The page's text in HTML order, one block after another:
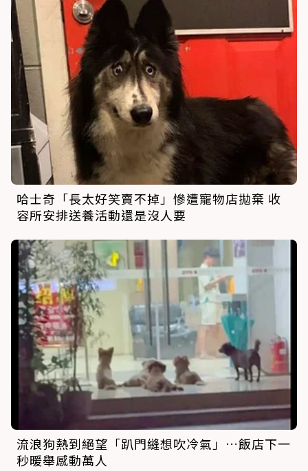
哈士奇「長太好笑賣不掉」慘遭寵物店拋棄 收
容所安排送養活動還是沒人要
流浪狗熱到絕望「趴門縫想吹冷氣」…飯店下一
秒暖舉感動萬人